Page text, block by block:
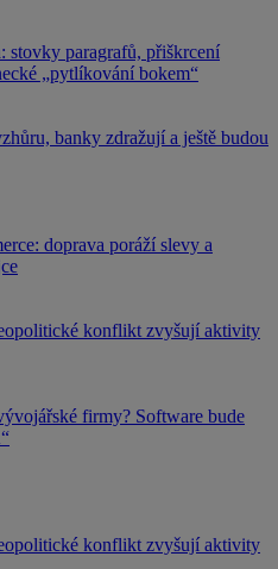
stovky paragrafů, přiškrcení
„pytlíkování bokem“
banky zdražují a ještě budou
doprava poráží slevy a
konflikt zvyšují aktivity
firmy? Software bude
konflikt zvyšují aktivity